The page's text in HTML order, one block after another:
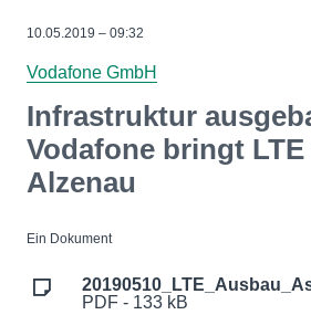
10.05.2019 – 09:32
Vodafone GmbH
Infrastruktur
Vodafone bringt LTE
Alzenau
Ein Dokument
PDF - 133 kB